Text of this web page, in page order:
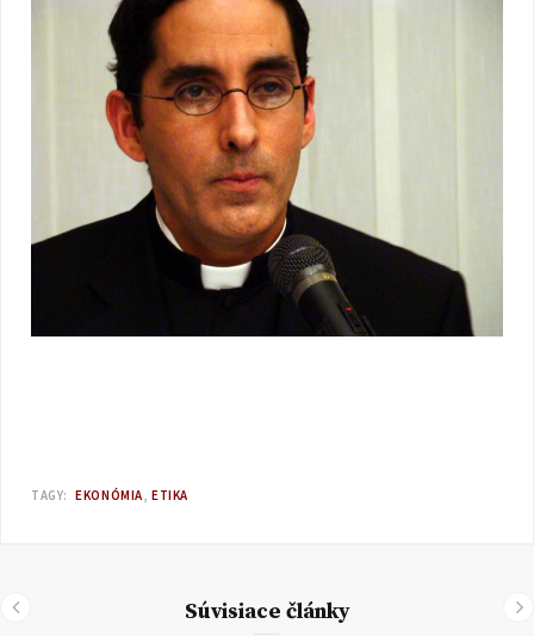
TAGY: EKONÓMIA ETIKA
Súvisiace články